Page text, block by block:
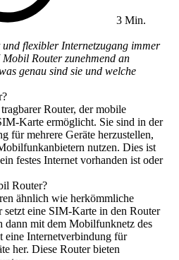
3 Min.
flexibler Internetzugang immer
Router zunehmend an
genau sind sie und welche
Router, der mobile
Karte ermöglicht. Sie sind in der
für mehrere Geräte herzustellen,
nutzen. Dies ist
festes Internet vorhanden ist oder
Router?
ähnlich wie herkömmliche
eine SIM-Karte in den Router
dann mit dem Mobilfunknetz des
eine Internetverbindung für
her. Diese Router bieten